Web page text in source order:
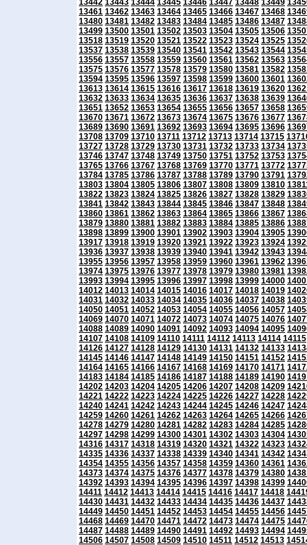
13442 13443 13444 13445 13446 13447 13448 13449
13461 13462 13463 13464 13465 13466 13467 13468
13480 13481 13482 13483 13484 13485 13486 13487
13499 13500 13501 13502 13503 13504 13505 13506
13518 13519 13520 13521 13522 13523 13524 13525
13537 13538 13539 13540 13541 13542 13543 13544
13556 13557 13558 13559 13560 13561 13562 13563
13575 13576 13577 13578 13579 13580 13581 13582
13594 13595 13596 13597 13598 13599 13600 13601
13613 13614 13615 13616 13617 13618 13619 13620
13632 13633 13634 13635 13636 13637 13638 13639
13651 13652 13653 13654 13655 13656 13657 13658
13670 13671 13672 13673 13674 13675 13676 13677
13689 13690 13691 13692 13693 13694 13695 13696
13708 13709 13710 13711 13712 13713 13714 13715
13727 13728 13729 13730 13731 13732 13733 13734
13746 13747 13748 13749 13750 13751 13752 13753
13765 13766 13767 13768 13769 13770 13771 13772
13784 13785 13786 13787 13788 13789 13790 13791
13803 13804 13805 13806 13807 13808 13809 13810
13822 13823 13824 13825 13826 13827 13828 13829
13841 13842 13843 13844 13845 13846 13847 13848
13860 13861 13862 13863 13864 13865 13866 13867
13879 13880 13881 13882 13883 13884 13885 13886
13898 13899 13900 13901 13902 13903 13904 13905
13917 13918 13919 13920 13921 13922 13923 13924
13936 13937 13938 13939 13940 13941 13942 13943
13955 13956 13957 13958 13959 13960 13961 13962
13974 13975 13976 13977 13978 13979 13980 13981
13993 13994 13995 13996 13997 13998 13999 14000
14012 14013 14014 14015 14016 14017 14018 14019
14031 14032 14033 14034 14035 14036 14037 14038
14050 14051 14052 14053 14054 14055 14056 14057
14069 14070 14071 14072 14073 14074 14075 14076
14088 14089 14090 14091 14092 14093 14094 14095
14107 14108 14109 14110 14111 14112 14113 14114 14115
14126 14127 14128 14129 14130 14131 14132 14133
14145 14146 14147 14148 14149 14150 14151 14152
14164 14165 14166 14167 14168 14169 14170 14171
14183 14184 14185 14186 14187 14188 14189 14190
14202 14203 14204 14205 14206 14207 14208 14209
14221 14222 14223 14224 14225 14226 14227 14228
14240 14241 14242 14243 14244 14245 14246 14247
14259 14260 14261 14262 14263 14264 14265 14266
14278 14279 14280 14281 14282 14283 14284 14285
14297 14298 14299 14300 14301 14302 14303 14304
14316 14317 14318 14319 14320 14321 14322 14323
14335 14336 14337 14338 14339 14340 14341 14342
14354 14355 14356 14357 14358 14359 14360 14361
14373 14374 14375 14376 14377 14378 14379 14380
14392 14393 14394 14395 14396 14397 14398 14399
14411 14412 14413 14414 14415 14416 14417 14418
14430 14431 14432 14433 14434 14435 14436 14437
14449 14450 14451 14452 14453 14454 14455 14456
14468 14469 14470 14471 14472 14473 14474 14475
14487 14488 14489 14490 14491 14492 14493 14494
14506 14507 14508 14509 14510 14511 14512 14513